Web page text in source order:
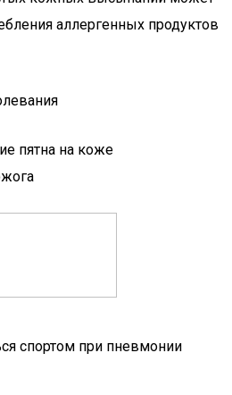
аллергенных продуктов
спортом при пневмонии